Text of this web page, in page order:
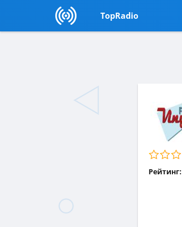
TopRadio
Рейтинг: